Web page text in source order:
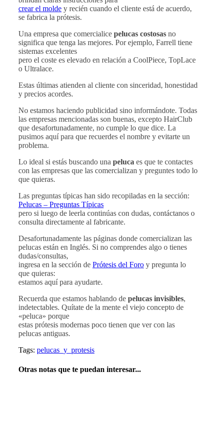
crear el molde y recién cuando el cliente está de acuerdo,
se fabrica la prótesis.
Una empresa que comercialice pelucas costosas no
significa que tenga las mejores. Por ejemplo, Farrell tiene
sistemas excelentes
pero el coste es elevado en relación a CoolPiece, TopLace
o Ultralace.
Estas últimas atienden al cliente con sinceridad, honestidad
y precios acordes.
No estamos haciendo publicidad sino informándote. Todas
las empresas mencionadas son buenas, excepto HairClub
que desafortunadamente, no cumple lo que dice. La
pusimos aquí para que recuerdes el nombre y evitarte un
problema.
Lo ideal si estás buscando una peluca es que te contactes
con las empresas que las comercializan y preguntes todo lo
que quieras.
Las preguntas típicas han sido recopiladas en la sección:
Pelucas – Preguntas Típicas
pero si luego de leerla continúas con dudas, contáctanos o
consulta directamente al fabricante.
Desafortunadamente las páginas donde comercializan las
pelucas están en Inglés. Si no comprendes algo o tienes
dudas/consultas,
ingresa en la sección de Prótesis del Foro y pregunta lo
que quieras:
estamos aquí para ayudarte.
Recuerda que estamos hablando de pelucas invisibles,
indetectables. Quítate de la mente el viejo concepto de
«peluca» porque
estas prótesis modernas poco tienen que ver con las
pelucas antiguas.
Tags: pelucas_y_protesis
Otras notas que te puedan interesar...